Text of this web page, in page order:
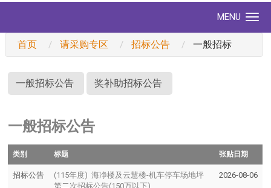
MENU
首页 请采购专区 招标公告 一般招标
一般招标公告 奖补助招标公告
一般招标公告
类别 标题 张贴日期
招标公告
(115年度) 海净楼及云慧楼-机车停车场地坪
第二次招标公告(150万以下)
2026-08-06